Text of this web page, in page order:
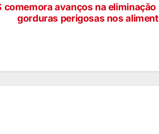
comemora avanços na eliminação
gorduras perigosas nos